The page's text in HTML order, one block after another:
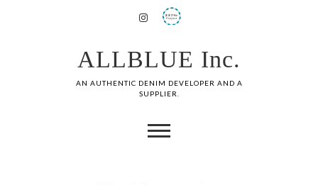
ALLBLUE Inc.
AN AUTHENTIC DENIM DEVELOPER AND A
SUPPLIER.